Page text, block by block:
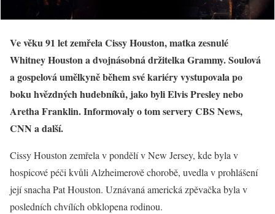
Ve věku 91 let zemřela Cissy Houston, matka zesnulé
Whitney Houston a dvojnásobná držitelka Grammy. Soulová
a gospelová umělkyně během své kariéry vystupovala po
boku hvězdných hudebníků, jako byli Elvis Presley nebo
Aretha Franklin. Informovaly o tom servery CBS News,
CNN a další.
Cissy Houston zemřela v pondělí v New Jersey, kde byla v
hospicové péči kvůli Alzheimerově chorobě, uvedla v prohlášení
její snacha Pat Houston. Uznávaná americká zpěvačka byla v
posledních chvílích obklopena rodinou.